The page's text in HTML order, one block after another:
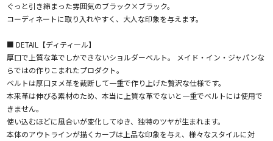
ぐっと引き締まった雰囲気のブラック×ブラック。
コーディネートに取り入れやすく、大人な印象を与えます。
■ DETAIL【ディティール】
厚口で上質な革でしかできないショルダーベルト。 メイド・イン・ジャパンな
らではの作りこまれたプロダクト。
ベルトは厚口ヌメ革を裁断して一重で作り上げた贅沢な仕様です。
本来革は伸びる素材のため、本当に上質な革でないと一重でベルトには使用で
きません。
使い込むほどに風合いが変化してゆき、独特のツヤが生まれます。
本体のアウトラインが描くカーブは上品な印象を与え、様々なスタイルに対